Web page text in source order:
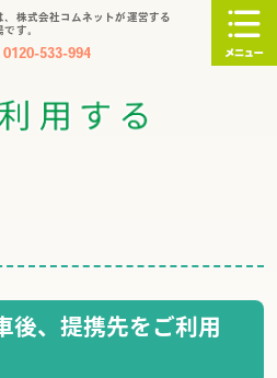
、株式会社コムネットが運営する
です。
0120-533-994
後、提携先をご利用